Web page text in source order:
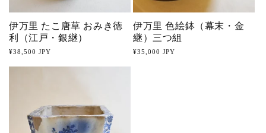
伊万里 たこ唐草 おみき徳
利（江戸・銀継）
Prix
¥38,500 JPY
伊万里 色絵鉢（幕末・金
継）三つ組
Prix
¥35,000 JPY